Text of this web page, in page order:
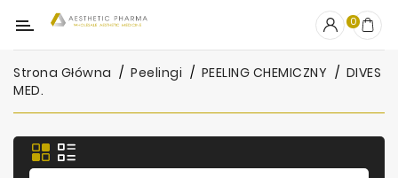
Kategoria
OUTLET
Wypełniacze
Stymulatory
0
Strona Główna Peelingi PEELING CHEMICZNY
DIVES
MED.